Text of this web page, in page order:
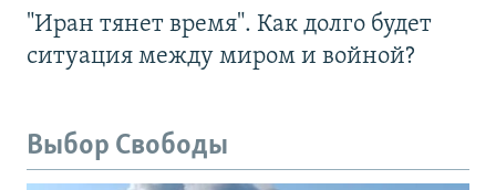
"Иран тянет время". Как долго будет
ситуация между миром и войной?
Выбор Свободы